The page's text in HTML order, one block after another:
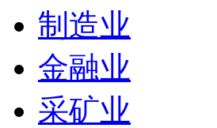
制造业
金融业
采矿业